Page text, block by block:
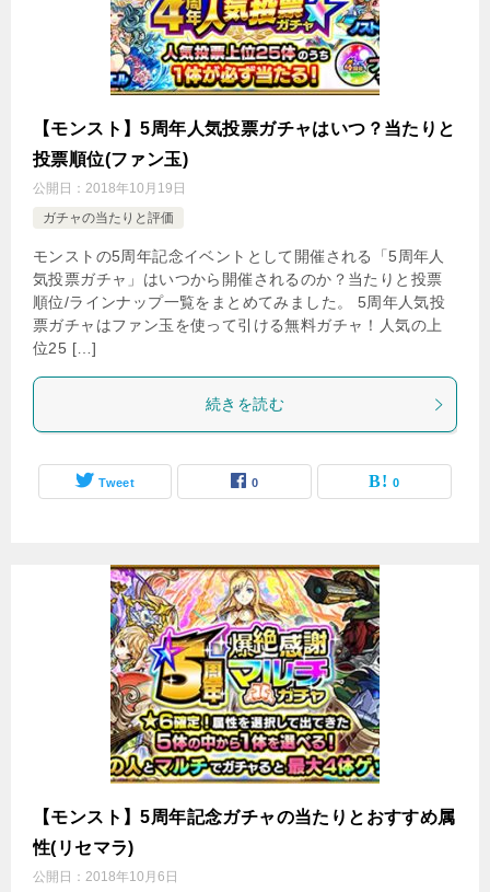
【モンスト】5周年人気投票ガチャはいつ？当たりと
投票順位(ファン玉)
公開日： 2018年10月19日
ガチャの当たりと評価
モンストの5周年記念イベントとして開催される「5周年人
気投票ガチャ」はいつから開催されるのか？当たりと投票
順位/ラインナップ一覧をまとめてみました。 5周年人気投
票ガチャはファン玉を使って引ける無料ガチャ！人気の上
位25 […]
続きを読む
Tweet 0 0
【モンスト】5周年記念ガチャの当たりとおすすめ属
性(リセマラ)
公開日： 2018年10月6日